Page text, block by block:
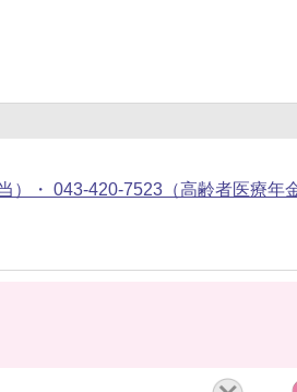
）・ 043-420-7523（高齢者医療